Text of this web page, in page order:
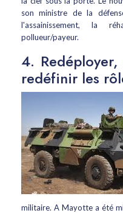
son ministre de la
l'assainissement, la
pollueur/payeur.
4.
redéfinir les
militaire. A Mayotte a été